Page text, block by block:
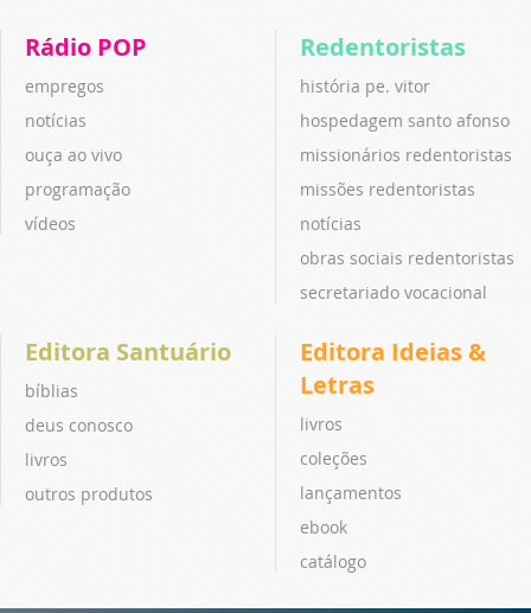
Rádio POP
empregos
notícias
ouça ao vivo
programação
vídeos
Redentoristas
história pe. vitor
hospedagem santo afonso
missionários redentoristas
missões redentoristas
notícias
obras sociais redentoristas
secretariado vocacional
Editora Santuário
bíblias
deus conosco
livros
outros produtos
Editora Ideias &
Letras
livros
coleções
lançamentos
ebook
catálogo